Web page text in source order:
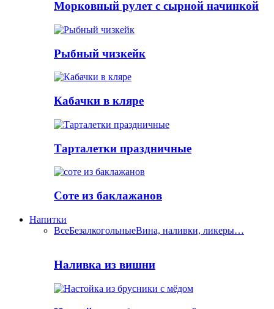
Морковный рулет с сырной начинкой
Рыбный чизкейк
Кабачки в кляре
Тарталетки праздничные
Соте из баклажанов
Напитки
ВсеБезалкогольныеВина, наливки, ликеры…
Наливка из вишни